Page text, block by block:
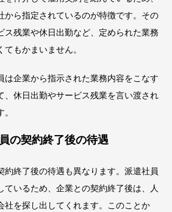
から指定されているのが特徴です。その
ス残業や休日出勤など、定められた業務
もかまいません。
は企業から指示された業務内容をこなす
、休日出勤やサービス残業を言い渡され
の契約終了後の待遇
約終了後の待遇も異なります。派遣社員
ているため、企業との契約終了後は、人
社を探し出してくれます。このことか